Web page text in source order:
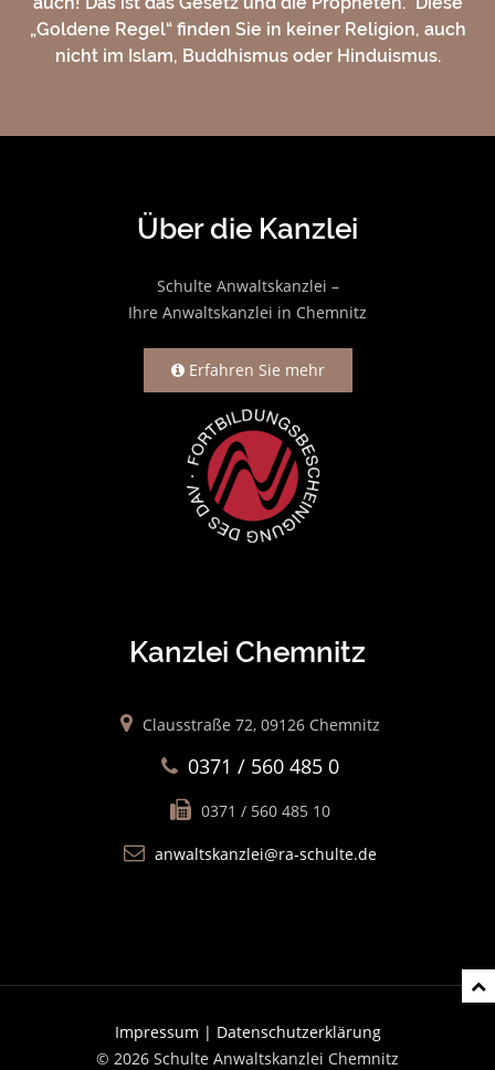
„Goldene Regel“ finden Sie in keiner Religion, auch
nicht im Islam, Buddhismus oder Hinduismus.
Über die Kanzlei
Schulte Anwaltskanzlei –
Ihre Anwaltskanzlei in Chemnitz
Erfahren Sie mehr
Kanzlei Chemnitz
Clausstraße 72, 09126 Chemnitz
0371 / 560 485 0
0371 / 560 485 10
anwaltskanzlei@ra-schulte.de
Impressum | Datenschutzerklärung
© 2026 Schulte Anwaltskanzlei Chemnitz